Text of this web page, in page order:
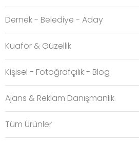
E-TİCARET
Dernek - Belediye - Aday
Kuaför & Güzellik
Kişisel - Fotoğrafçılık - Blog
Ajans & Reklam Danışmanlık
Tüm Ürünler